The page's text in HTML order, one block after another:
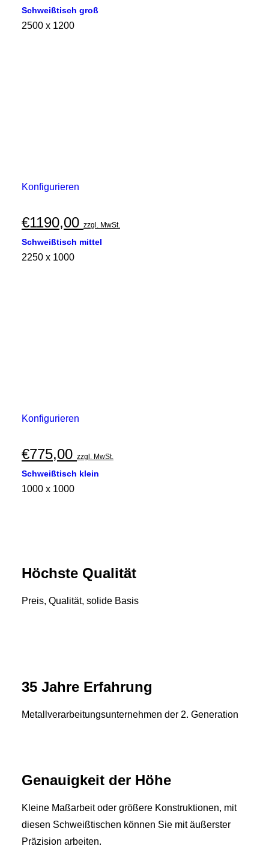
Schweißtisch groß
2500 x 1200
Konfigurieren
€1190,00 zzgl. MwSt.
Schweißtisch mittel
2250 x 1000
Konfigurieren
€775,00 zzgl. MwSt.
Schweißtisch klein
1000 x 1000
Höchste Qualität
Preis, Qualität, solide Basis
35 Jahre Erfahrung
Metallverarbeitungsunternehmen der 2. Generation
Genauigkeit der Höhe
Kleine Maßarbeit oder größere Konstruktionen, mit
diesen Schweißtischen können Sie mit äußerster
Präzision arbeiten.